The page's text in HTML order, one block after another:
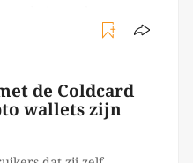
uitvoeren van
de Coldcard
wallets zijn